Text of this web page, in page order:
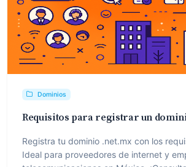
Dominios
Requisitos para registrar un
Registra tu dominio .net.mx con los
Ideal para proveedores de internet y